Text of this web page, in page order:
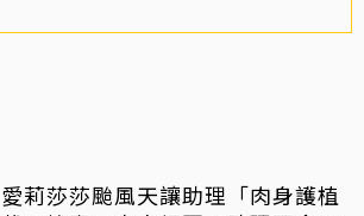
愛莉莎莎颱風天讓助理「肉身護植